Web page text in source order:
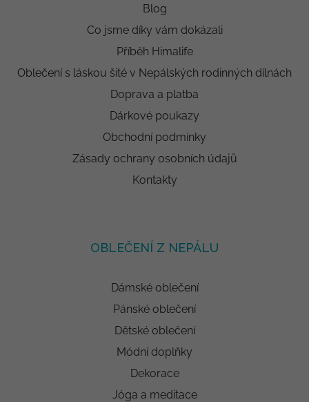
Blog
Co jsme díky vám dokázali
Příběh Himalife
Oblečení s láskou šité v Nepálských rodinných dílnách
Doprava a platba
Dárkové poukazy
Obchodní podmínky
Zásady ochrany osobních údajů
Kontakty
OBLEČENÍ Z NEPÁLU
Dámské oblečení
Pánské oblečení
Dětské oblečení
Módní doplňky
Dekorace
Jóga a meditace